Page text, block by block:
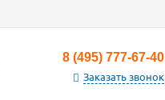
8 (495) 777-67-40
Заказать звонок